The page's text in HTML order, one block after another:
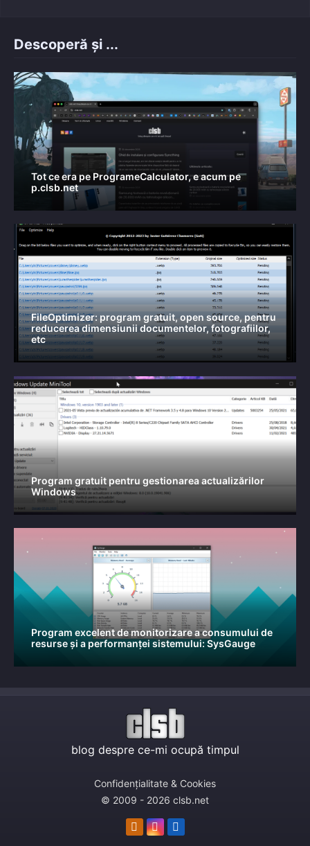
Descoperă și ...
Tot ce era pe ProgrameCalculator, e acum pe
p.clsb.net
FileOptimizer: program gratuit, open source, pentru
reducerea dimensiunii documentelor, fotografiilor,
etc
Program gratuit pentru gestionarea actualizărilor
Windows
Program excelent de monitorizare a consumului de
resurse și a performanței sistemului: SysGauge
blog despre ce-mi ocupă timpul
Confidențialitate & Cookies
© 2009 - 2026 clsb.net